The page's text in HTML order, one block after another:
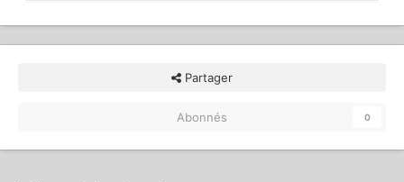
Partager
Abonnés 0